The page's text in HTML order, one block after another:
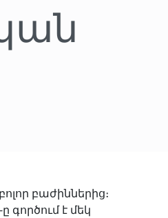
բաժիններից։
գործում է մեկ